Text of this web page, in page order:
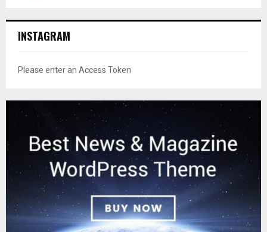
INSTAGRAM
Please enter an Access Token